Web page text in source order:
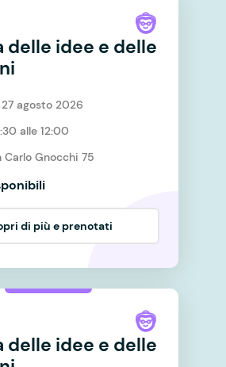
delle idee e delle
agosto 2026
alle 12:00
Carlo Gnocchi 75
di più e prenotati
delle idee e delle